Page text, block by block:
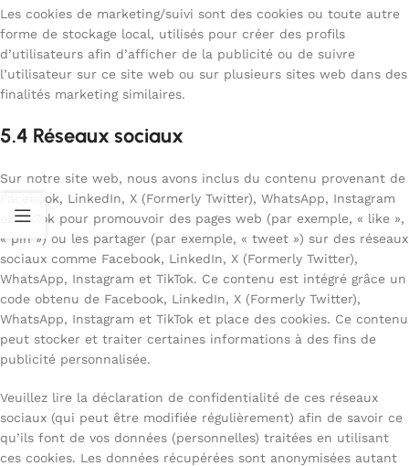
Les cookies de marketing/suivi sont des cookies ou toute autre
forme de stockage local, utilisés pour créer des profils
d’utilisateurs afin d’afficher de la publicité ou de suivre
l’utilisateur sur ce site web ou sur plusieurs sites web dans des
finalités marketing similaires.
5.4 Réseaux sociaux
Sur notre site web, nous avons inclus du contenu provenant de
Facebook, LinkedIn, X (Formerly Twitter), WhatsApp, Instagram
et TikTok pour promouvoir des pages web (par exemple, « like »,
« pin ») ou les partager (par exemple, « tweet ») sur des réseaux
sociaux comme Facebook, LinkedIn, X (Formerly Twitter),
WhatsApp, Instagram et TikTok. Ce contenu est intégré grâce un
code obtenu de Facebook, LinkedIn, X (Formerly Twitter),
WhatsApp, Instagram et TikTok et place des cookies. Ce contenu
peut stocker et traiter certaines informations à des fins de
publicité personnalisée.
Veuillez lire la déclaration de confidentialité de ces réseaux
sociaux (qui peut être modifiée régulièrement) afin de savoir ce
qu’ils font de vos données (personnelles) traitées en utilisant
ces cookies. Les données récupérées sont anonymisées autant